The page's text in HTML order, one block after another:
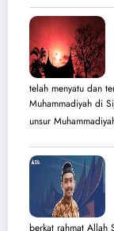
telah menyatu dan
Muhammadiyah di
unsur
berkat rahmat Allah